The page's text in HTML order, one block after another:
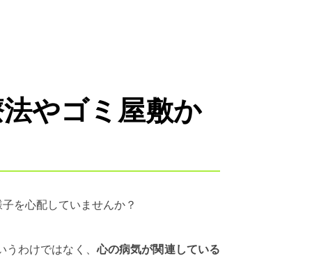
やゴミ屋敷か
を心配していませんか？
うわけではなく、心の病気が関連している